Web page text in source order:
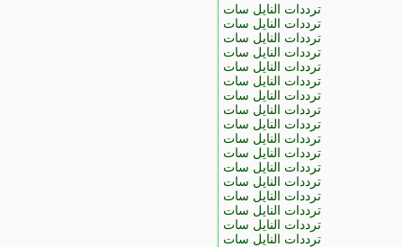
ترددات النايل سات
ترددات النايل سات
ترددات النايل سات
ترددات النايل سات
ترددات النايل سات
ترددات النايل سات
ترددات النايل سات
ترددات النايل سات
ترددات النايل سات
ترددات النايل سات
ترددات النايل سات
ترددات النايل سات
ترددات النايل سات
ترددات النايل سات
ترددات النايل سات
ترددات النايل سات
ترددات النايل سات